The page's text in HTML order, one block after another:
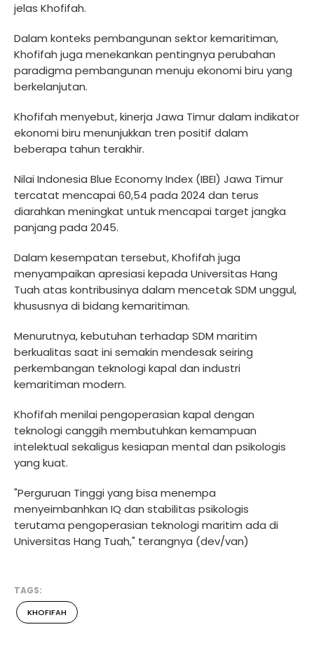
jelas Khofifah.
Dalam konteks pembangunan sektor kemaritiman,
Khofifah juga menekankan pentingnya perubahan
paradigma pembangunan menuju ekonomi biru yang
berkelanjutan.
Khofifah menyebut, kinerja Jawa Timur dalam indikator
ekonomi biru menunjukkan tren positif dalam
beberapa tahun terakhir.
Nilai Indonesia Blue Economy Index (IBEI) Jawa Timur
tercatat mencapai 60,54 pada 2024 dan terus
diarahkan meningkat untuk mencapai target jangka
panjang pada 2045.
Dalam kesempatan tersebut, Khofifah juga
menyampaikan apresiasi kepada Universitas Hang
Tuah atas kontribusinya dalam mencetak SDM unggul,
khususnya di bidang kemaritiman.
Menurutnya, kebutuhan terhadap SDM maritim
berkualitas saat ini semakin mendesak seiring
perkembangan teknologi kapal dan industri
kemaritiman modern.
Khofifah menilai pengoperasian kapal dengan
teknologi canggih membutuhkan kemampuan
intelektual sekaligus kesiapan mental dan psikologis
yang kuat.
"Perguruan Tinggi yang bisa menempa
menyeimbanhkan IQ dan stabilitas psikologis
terutama pengoperasian teknologi maritim ada di
Universitas Hang Tuah," terangnya (dev/van)
TAGS:
KHOFIFAH